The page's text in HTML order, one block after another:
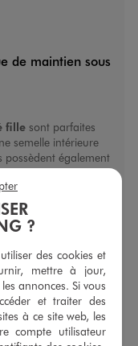
de maintien sous
fillesont parfaites
semelle intérieure
également
de pied pour un
La tige
Une brillance
décore l'élastique.
ces
tenue de fête !
?
des cookies et
mettre à jour,
annonces. Si vous
et traiter des
à ce site web, les
compte utilisateur